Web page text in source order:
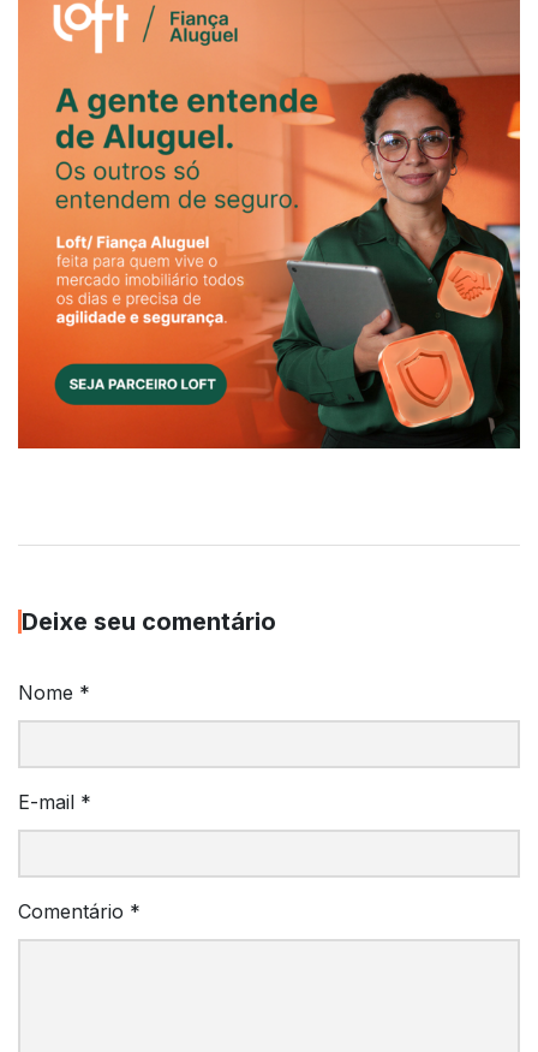
Deixe seu comentário
Comentário *
Nome *
E-mail *